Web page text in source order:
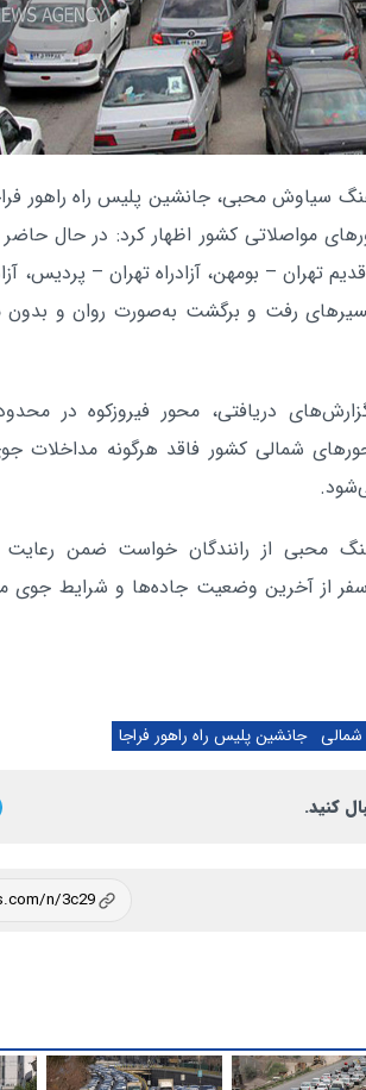
سیاوش محبی، جانشین پلیس راه راهور
مواصلاتی کشور اظهار کرد: در حال
تهران – بومهن، آزادراه تهران – پردیس،
رفت و برگشت به‌صورت روان و بدون
دریافتی، محور فیروزکوه در
شمالی کشور فاقد هرگونه مداخلات
محبی از رانندگان خواست ضمن رعایت
سفر از آخرین وضعیت جاده‌ها و شرایط جوی
جانشین پلیس راه راهور فراجا
کنید.